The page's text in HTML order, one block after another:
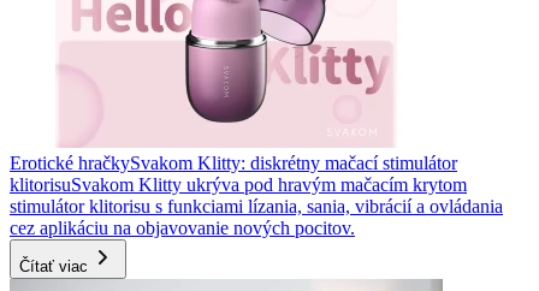
Erotické hračkySvakom Klitty: diskrétny mačací stimulátor
klitorisuSvakom Klitty ukrýva pod hravým mačacím krytom
stimulátor klitorisu s funkciami lízania, sania, vibrácií a ovládania
cez aplikáciu na objavovanie nových pocitov.
Čítať viac